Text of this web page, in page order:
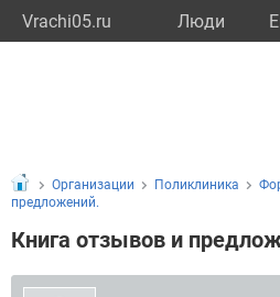
Vrachi05.ru Люди
Организации Поликлиника
предложений.
Книга отзывов и